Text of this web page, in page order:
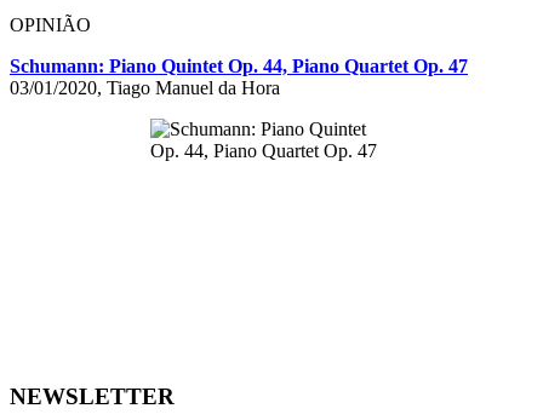
OPINIÃO
Schumann: Piano Quintet Op. 44, Piano Quartet Op. 47
03/01/2020, Tiago Manuel da Hora
NEWSLETTER